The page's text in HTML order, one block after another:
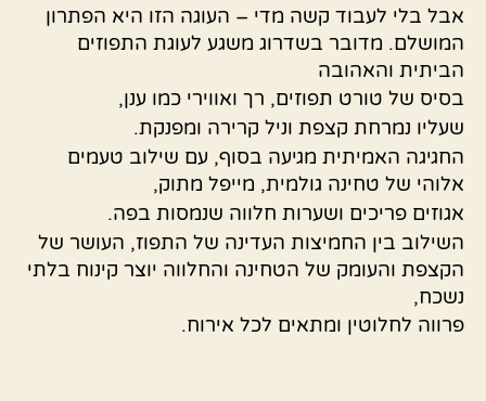
אבל בלי לעבוד קשה מדי – העוגה הזו היא הפתרון
המושלם. מדובר בשדרוג משגע לעוגת התפוזים
הביתית והאהובה
בסיס של טורט תפוזים, רך ואווירי כמו ענן,
שעליו נמרחת קצפת וניל קרירה ומפנקת.
החגיגה האמיתית מגיעה בסוף, עם שילוב טעמים
אלוהי של טחינה גולמית, מייפל מתוק,
אגוזים פריכים ושערות חלווה שנמסות בפה.
השילוב בין החמיצות העדינה של התפוז, העושר של
הקצפת והעומק של הטחינה והחלווה יוצר קינוח בלתי
נשכח,
פרווה לחלוטין ומתאים לכל אירוח.